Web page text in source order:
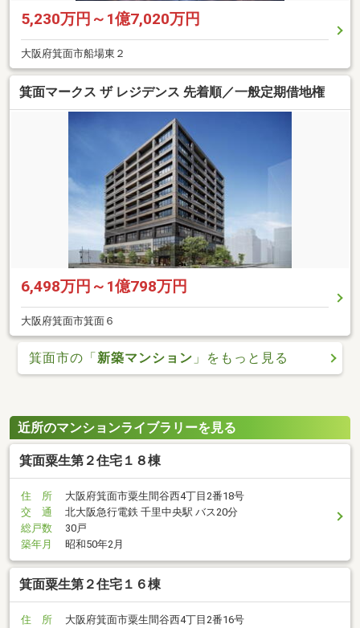
5,230万円～1億7,020万円
大阪府箕面市船場東２
箕面マークス ザ レジデンス 先着順／一般定期借地権
6,498万円～1億798万円
大阪府箕面市箕面６
箕面市の「 新築マンション 」をもっと見る
近所のマンションライブラリーを見る
箕面粟生第２住宅１８棟
住 所
大阪府箕面市粟生間谷西4丁目2番18号
交 通
北大阪急行電鉄 千里中央駅 バス20分
総戸数
30戸
築年月
昭和50年2月
箕面粟生第２住宅１６棟
住 所
大阪府箕面市粟生間谷西4丁目2番16号